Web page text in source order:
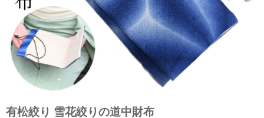
有松絞り 雪花絞りの道中財布